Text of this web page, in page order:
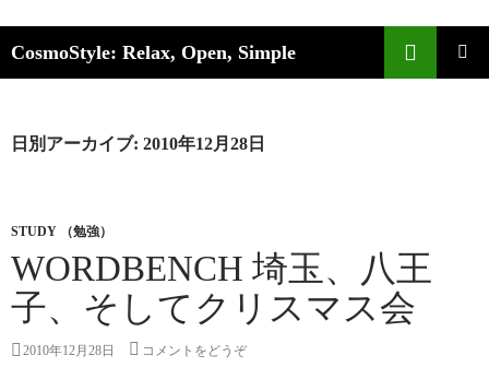
CosmoStyle: Relax, Open, Simple
日別アーカイブ: 2010年12月28日
STUDY （勉強）
WORDBENCH 埼玉、八王
子、そしてクリスマス会
2010年12月28日 コメントをどうぞ